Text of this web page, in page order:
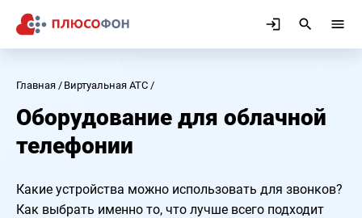
Главная Виртуальная АТС
Оборудование для облачной
телефонии
Какие устройства можно использовать для звонков?
Как выбрать именно то, что лучше всего подходит